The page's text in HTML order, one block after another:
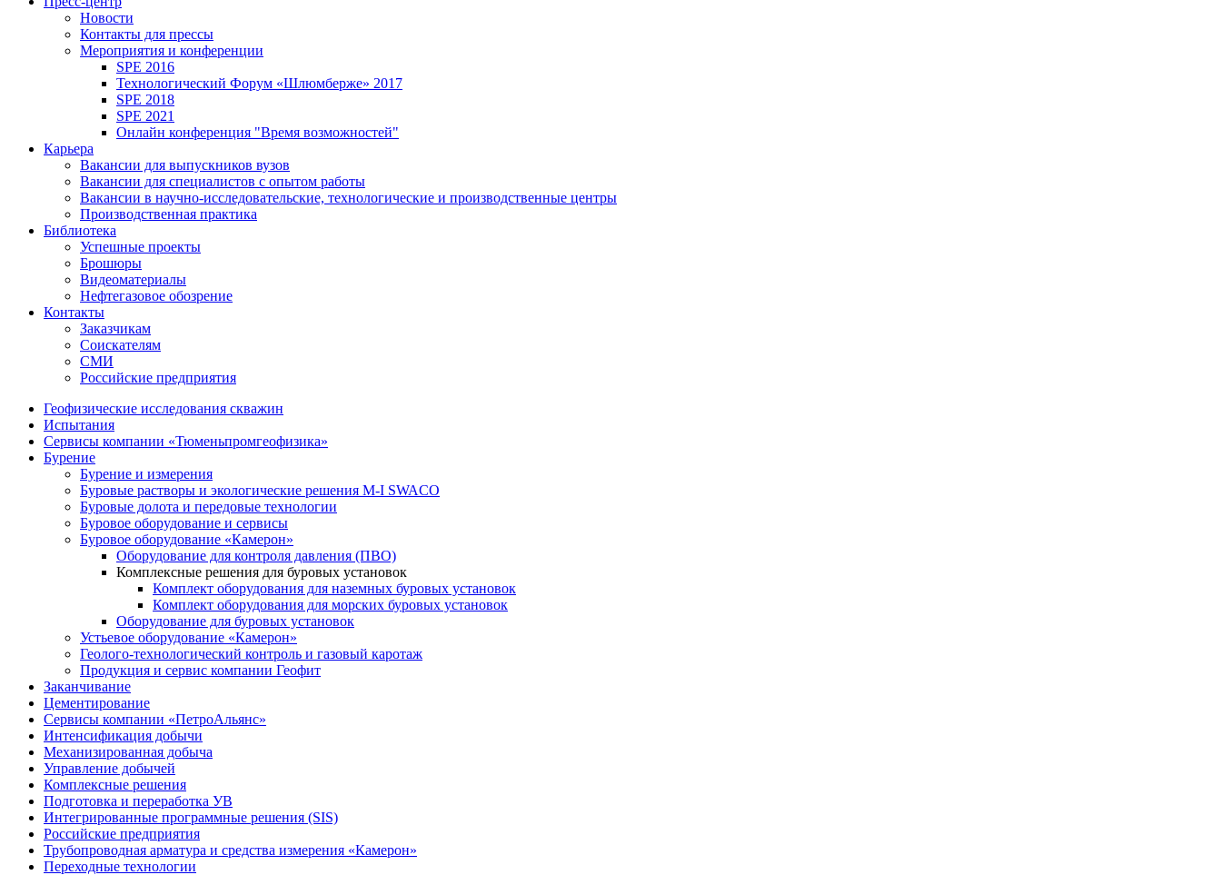
Новости
Контакты для прессы
Мероприятия и конференции
SPE 2016
Технологический Форум «Шлюмберже» 2017
SPE 2018
SPE 2021
Онлайн конференция "Время возможностей"
Карьера
Вакансии для выпускников вузов
Вакансии для специалистов с опытом работы
Вакансии в научно-исследовательские, технологические и производственные центры
Производственная практика
Библиотека
Успешные проекты
Брошюры
Видеоматериалы
Нефтегазовое обозрение
Контакты
Заказчикам
Соискателям
СМИ
Российские предприятия
Геофизические исследования скважин
Испытания
Сервисы компании «Тюменьпромгеофизика»
Бурение
Бурение и измерения
Буровые растворы и экологические решения M-I SWACO
Буровые долота и передовые технологии
Буровое оборудование и сервисы
Буровое оборудование «Камерон»
Оборудование для контроля давления (ПВО)
Комплексные решения для буровых установок
Комплект оборудования для наземных буровых установок
Комплект оборудования для морских буровых установок
Оборудование для буровых установок
Устьевое оборудование «Камерон»
Геолого-технологический контроль и газовый каротаж
Продукция и сервис компании Геофит
Заканчивание
Цементирование
Сервисы компании «ПетроАльянс»
Интенсификация добычи
Механизированная добыча
Управление добычей
Комплексные решения
Подготовка и переработка УВ
Интегрированные программные решения (SIS)
Российские предприятия
Трубопроводная арматура и средства измерения «Камерон»
Переходные технологии